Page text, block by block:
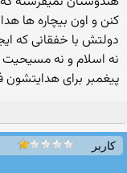
کنن و اون بیچاره ها
دولتش با خفقانی که
نه اسلام و نه مسیحیت
پیغمبر برای هدایتشون
کاربر